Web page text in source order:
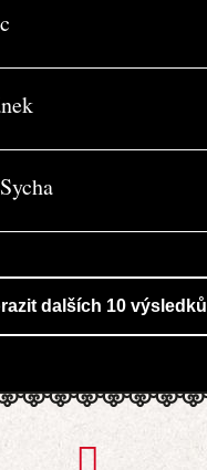
dalších 10 výsledků